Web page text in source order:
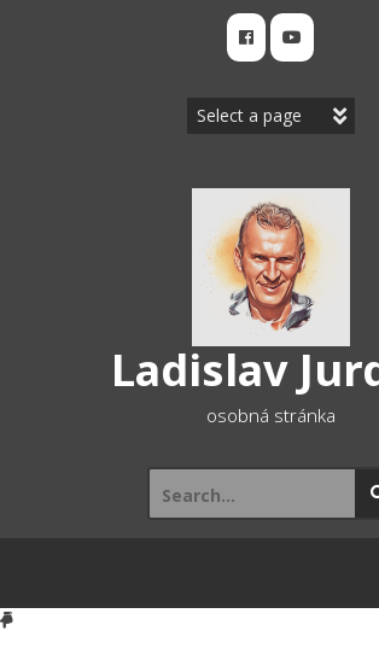
Ladislav
osobná stránka
Search
for: